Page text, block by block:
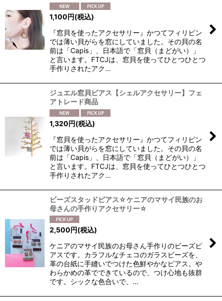
1,100円(税込)
『窓貝を使ったアクセサリー』かつてフィリピン
では薄い貝がらを窓にしていました。その貝の名
前は「Capis」、日本語で「窓貝（まどがい）」
と言います。FTCJは、窓貝を使ってひとつひとつ
手作りされたアク…
ジュエル窓貝ピアス【シェルアクセサリー】フェ
アトレード商品
1,320円(税込)
『窓貝を使ったアクセサリー』かつてフィリピン
では薄い貝がらを窓にしていました。その貝の名
前は「Capis」、日本語で「窓貝（まどがい）」
と言います。FTCJは、窓貝を使ってひとつひとつ
手作りされたアク…
ビーズスタッドピアス☆ケニアのマサイ民族のお
母さんの手作りアクセサリー☆
2,500円(税込)
ケニアのマサイ民族のお母さん手作りのビーズピ
アスです。カラフルなチェコのガラスビーズを、
革の台紙に手縫いでつけた色鮮やかなピアス。や
わらかめの革でできているので、つけ心地も抜群
です。シックな色合いで、…